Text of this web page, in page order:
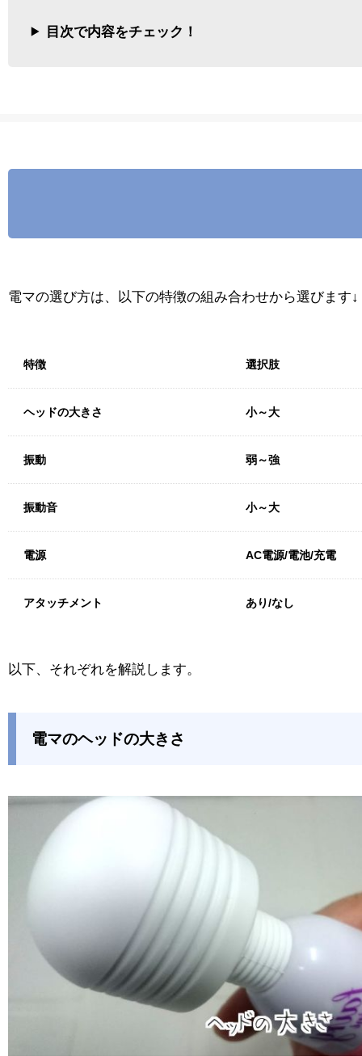
目次で内容をチェック！
電マの選び方は、以下の特徴の組み合わせから選びます↓
特徴 選択肢
ヘッドの大きさ 小～大
振動 弱～強
振動音 小～大
電源 AC電源/電池/充電
アタッチメント あり/なし
以下、それぞれを解説します。
電マのヘッドの大きさ